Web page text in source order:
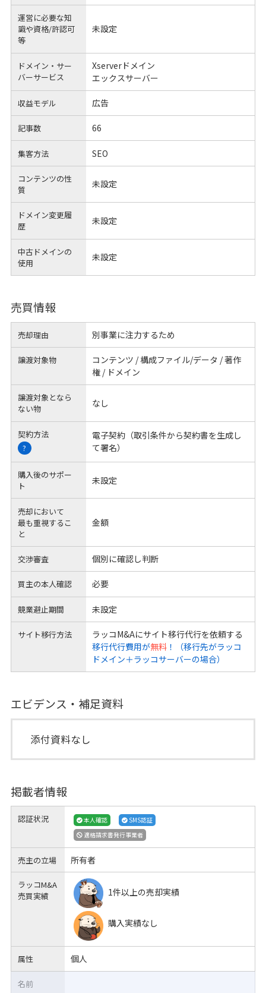
運営に必要な知
識や資格/許認可
等
未設定
ドメイン・サー
バーサービス
Xserverドメイン
エックスサーバー
収益モデル 広告
記事数 66
集客方法 SEO
コンテンツの性
質
未設定
ドメイン変更履
歴
未設定
中古ドメインの
使用
未設定
売買情報
売却理由 別事業に注力するため
譲渡対象物
コンテンツ / 構成ファイル/データ / 著作
権 / ドメイン
譲渡対象となら
ない物
なし
契約方法
?
電子契約（取引条件から契約書を生成し
て署名）
購入後のサポー
ト
未設定
売却において
最も重視するこ
と
金額
交渉審査 個別に確認し判断
買主の本人確認 必要
競業避止期間 未設定
サイト移行方法
ラッコM&Aにサイト移行代行を依頼する
移行代行費用が無料！（移行先がラッコ
ドメイン＋ラッコサーバーの場合）
エビデンス・補足資料
添付資料なし
掲載者情報
認証状況 本人確認
SMS認証
適格請求書発行事業者
売主の立場 所有者
ラッコM&A
売買実績
1件以上の売却実績
購入実績なし
属性 個人
名前